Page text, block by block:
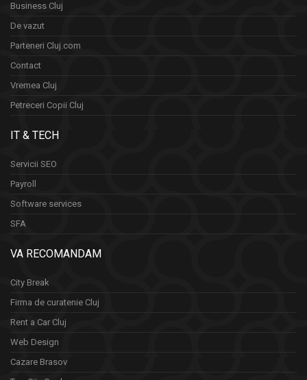
Business Cluj
De vazut
Parteneri Cluj.com
Contact
Vremea Cluj
Petreceri Copii Cluj
IT & TECH
Servicii SEO
Payroll
Software services
SFA
VA RECOMANDAM
City Break
Firma de curatenie Cluj
Rent a Car Cluj
Web Design
Cazare Brasov